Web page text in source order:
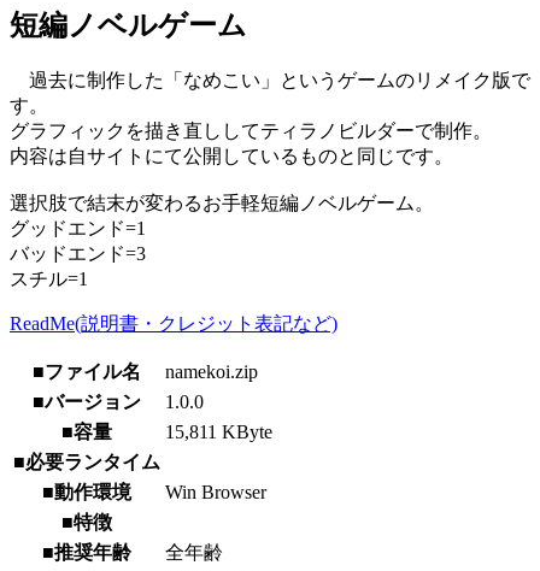
短編ノベルゲーム
過去に制作した「なめこい」というゲームのリメイク版で
す。
グラフィックを描き直ししてティラノビルダーで制作。
内容は自サイトにて公開しているものと同じです。
選択肢で結末が変わるお手軽短編ノベルゲーム。
グッドエンド=1
バッドエンド=3
スチル=1
ReadMe(説明書・クレジット表記など)
■ファイル名
namekoi.zip
■バージョン
1.0.0
■容量
15,811 KByte
■必要ランタイム
■動作環境
Win Browser
■特徴
■推奨年齢
全年齢